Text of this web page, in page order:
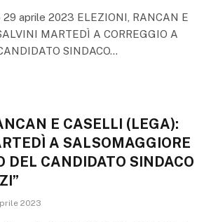
29 aprile 2023 ELEZIONI, RANCAN E
MARTEDÌ A CORREGGIO A
SINDACO…
E CASELLI (LEGA):
A SALSOMAGGIORE
DEL CANDIDATO SINDACO
2023